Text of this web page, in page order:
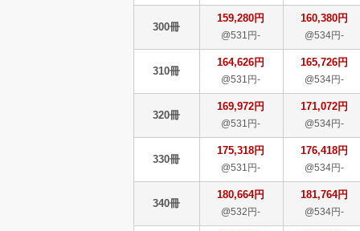
300冊
159,280円
@531円-
160,380円
@534円-
310冊
164,626円
@531円-
165,726円
@534円-
320冊
169,972円
@531円-
171,072円
@534円-
330冊
175,318円
@531円-
176,418円
@534円-
340冊
180,664円
@532円-
181,764円
@534円-